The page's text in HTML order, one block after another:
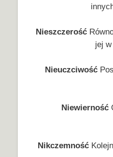
Nieszczerość
jej
Nieuczciwość
Niewierność
Nikczemność